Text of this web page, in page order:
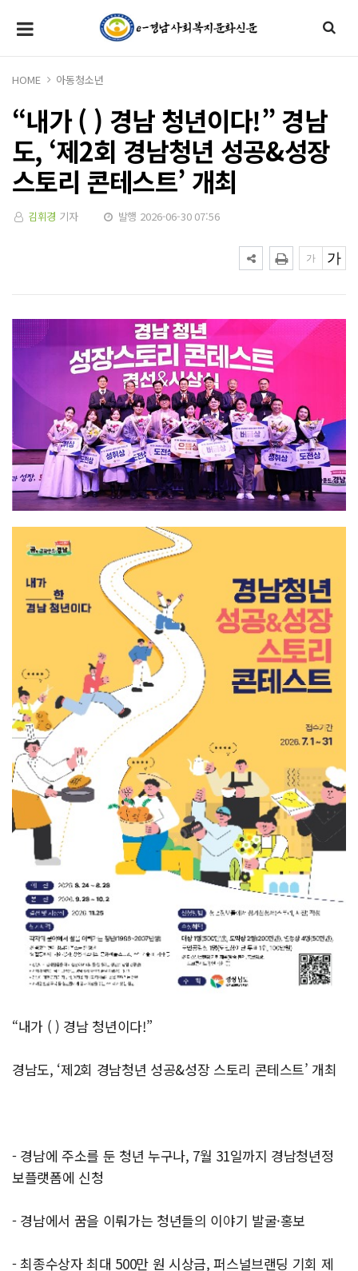
HOME 아동청소년
“내가 ( ) 경남 청년이다!” 경남
도, ‘제2회 경남청년 성공&성장
스토리 콘테스트’ 개최
김휘경 기자 발행 2026-06-30 07:56
“내가 ( ) 경남 청년이다!”
경남도, ‘제2회 경남청년 성공&성장 스토리 콘테스트’ 개최
- 경남에 주소를 둔 청년 누구나, 7월 31일까지 경남청년정
보플랫폼에 신청
- 경남에서 꿈을 이뤄가는 청년들의 이야기 발굴·홍보
- 최종수상자 최대 500만 원 시상금, 퍼스널브랜딩 기회 제